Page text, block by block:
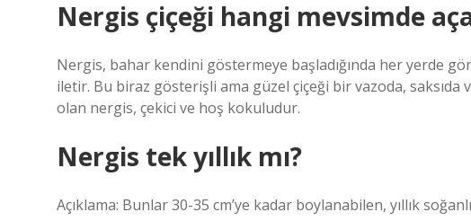
Nergis çiçeği hangi mevsimde
Nergis, bahar kendini göstermeye başladığında her yerde
iletir. Bu biraz gösterişli ama güzel çiçeği bir vazoda, saksıda
olan nergis, çekici ve hoş kokuludur.
Nergis tek yıllık mı?
Açıklama: Bunlar 30-35 cm’ye kadar boylanabilen, yıllık